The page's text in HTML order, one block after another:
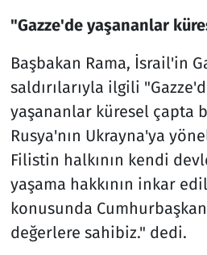
"Gazze'de yaşananlar
Başbakan Rama, İsrail'in
saldırılarıyla ilgili
yaşananlar küresel çapta
Rusya'nın Ukrayna'ya
Filistin halkının kendi
yaşama hakkının inkar
konusunda
değerlere sahibiz." dedi.